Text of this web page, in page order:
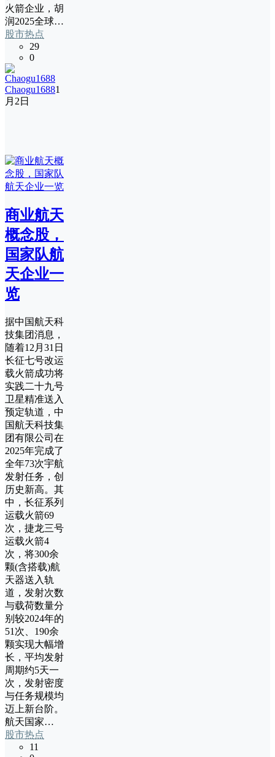
火箭企业，胡
润2025全球…
股市热点
29
0
Chaogu16881
月2日
商业航天
概念股，
国家队航
天企业一
览
据中国航天科
技集团消息，
随着12月31日
长征七号改运
载火箭成功将
实践二十九号
卫星精准送入
预定轨道，中
国航天科技集
团有限公司在
2025年完成了
全年73次宇航
发射任务，创
历史新高。其
中，长征系列
运载火箭69
次，捷龙三号
运载火箭4
次，将300余
颗(含搭载)航
天器送入轨
道，发射次数
与载荷数量分
别较2024年的
51次、190余
颗实现大幅增
长，平均发射
周期约5天一
次，发射密度
与任务规模均
迈上新台阶。
航天国家…
股市热点
11